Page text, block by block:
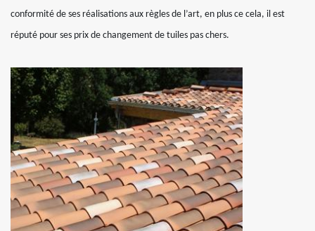
conformité de ses réalisations aux règles de l’art, en plus ce cela, il est
réputé pour ses prix de changement de tuiles pas chers.